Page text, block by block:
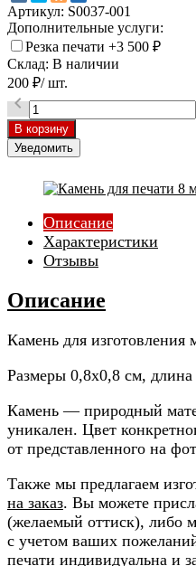
Артикул: S0037-001
Дополнительные услуги:
Резка печати +3 500 ₽
Склад: В наличии
200 ₽/ шт.

Уведомить
Описание
Характеристики
Отзывы
Описание
Камень для изготовления
Размеры 0,8x0,8 см, длина
Камень — природный
уникален. Цвет
от представленного на
Также мы предлагаем
на заказ. Вы можете
(желаемый оттиск), либо
с учетом ваших
печати индивидуальна и